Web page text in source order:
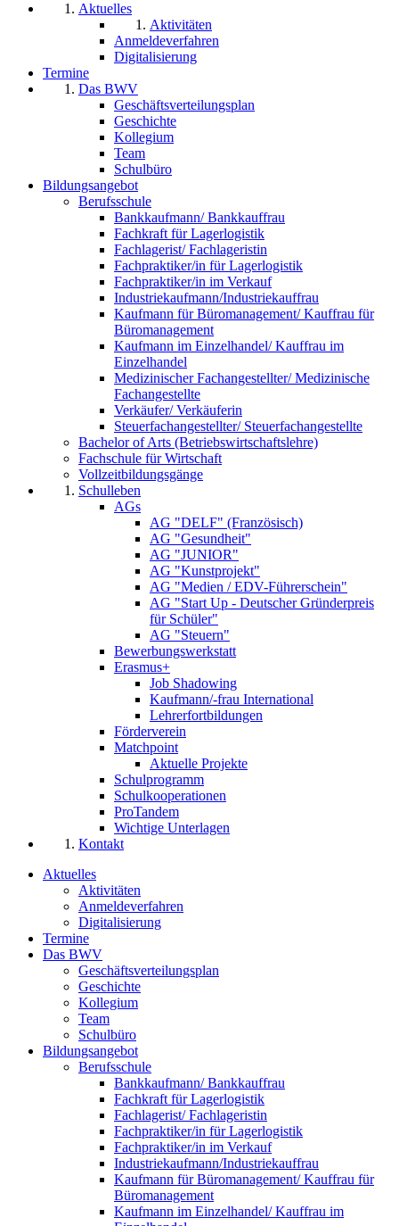
Aktuelles
Aktivitäten
Anmeldeverfahren
Digitalisierung
Termine
Das BWV
Geschäftsverteilungsplan
Geschichte
Kollegium
Team
Schulbüro
Bildungsangebot
Berufsschule
Bankkaufmann/ Bankkauffrau
Fachkraft für Lagerlogistik
Fachlagerist/ Fachlageristin
Fachpraktiker/in für Lagerlogistik
Fachpraktiker/in im Verkauf
Industriekaufmann/Industriekauffrau
Kaufmann für Büromanagement/ Kauffrau für
Büromanagement
Kaufmann im Einzelhandel/ Kauffrau im
Einzelhandel
Medizinischer Fachangestellter/ Medizinische
Fachangestellte
Verkäufer/ Verkäuferin
Steuerfachangestellter/ Steuerfachangestellte
Bachelor of Arts (Betriebswirtschaftslehre)
Fachschule für Wirtschaft
Vollzeitbildungsgänge
Schulleben
AGs
AG "DELF" (Französisch)
AG "Gesundheit"
AG "JUNIOR"
AG "Kunstprojekt"
AG "Medien / EDV-Führerschein"
AG "Start Up - Deutscher Gründerpreis
für Schüler"
AG "Steuern"
Bewerbungswerkstatt
Erasmus+
Job Shadowing
Kaufmann/-frau International
Lehrerfortbildungen
Förderverein
Matchpoint
Aktuelle Projekte
Schulprogramm
Schulkooperationen
ProTandem
Wichtige Unterlagen
Kontakt
Aktuelles
Aktivitäten
Anmeldeverfahren
Digitalisierung
Termine
Das BWV
Geschäftsverteilungsplan
Geschichte
Kollegium
Team
Schulbüro
Bildungsangebot
Berufsschule
Bankkaufmann/ Bankkauffrau
Fachkraft für Lagerlogistik
Fachlagerist/ Fachlageristin
Fachpraktiker/in für Lagerlogistik
Fachpraktiker/in im Verkauf
Industriekaufmann/Industriekauffrau
Kaufmann für Büromanagement/ Kauffrau für
Büromanagement
Kaufmann im Einzelhandel/ Kauffrau im